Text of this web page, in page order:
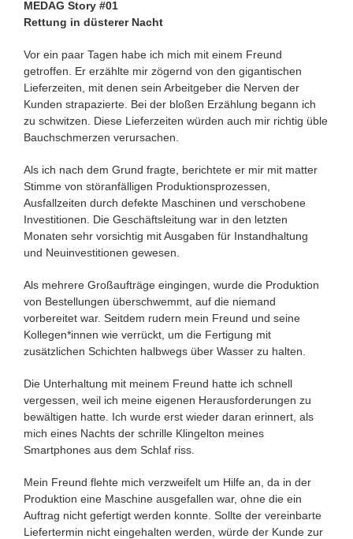
MEDAG Story #01
Rettung in düsterer Nacht
Vor ein paar Tagen habe ich mich mit einem Freund
getroffen. Er erzählte mir zögernd von den gigantischen
Lieferzeiten, mit denen sein Arbeitgeber die Nerven der
Kunden strapazierte. Bei der bloßen Erzählung begann ich
zu schwitzen. Diese Lieferzeiten würden auch mir richtig üble
Bauchschmerzen verursachen.
Als ich nach dem Grund fragte, berichtete er mir mit matter
Stimme von störanfälligen Produktionsprozessen,
Ausfallzeiten durch defekte Maschinen und verschobene
Investitionen. Die Geschäftsleitung war in den letzten
Monaten sehr vorsichtig mit Ausgaben für Instandhaltung
und Neuinvestitionen gewesen.
Als mehrere Großaufträge eingingen, wurde die Produktion
von Bestellungen überschwemmt, auf die niemand
vorbereitet war. Seitdem rudern mein Freund und seine
Kollegen*innen wie verrückt, um die Fertigung mit
zusätzlichen Schichten halbwegs über Wasser zu halten.
Die Unterhaltung mit meinem Freund hatte ich schnell
vergessen, weil ich meine eigenen Herausforderungen zu
bewältigen hatte. Ich wurde erst wieder daran erinnert, als
mich eines Nachts der schrille Klingelton meines
Smartphones aus dem Schlaf riss.
Mein Freund flehte mich verzweifelt um Hilfe an, da in der
Produktion eine Maschine ausgefallen war, ohne die ein
Auftrag nicht gefertigt werden konnte. Sollte der vereinbarte
Liefertermin nicht eingehalten werden, würde der Kunde zur